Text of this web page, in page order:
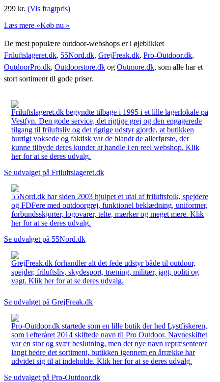
299 kr. (Vis fragtpris)
Læs mere »Køb nu »
De mest populære outdoor-webshops er i øjeblikket
Friluftslageret.dk, 55Nord.dk, GrejFreak.dk, Pro-Outdoor.dk,
OutdoorPro.dk, Outdoorstore.dk og Outmore.dk, som alle har et
stort sortiment til gode priser.
Friluftslageret.dk begyndte tilbage i 1995 i et lille lagerlokale på
Vestfyn. Den gode service, det rigtige grej og den engagerede
tilgang til friluftsliv og det rigtige udstyr gjorde, at butikken
hurtigt voksede og faktisk var de blandt de allerførste, der
kunne tilbyde deres kunder at handle i en reel webshop. Klik
her for at se deres udvalg.
Se udvalget på Friluftslageret.dk
55Nord.dk har siden 2003 hjulpet et utal af friluftsfolk, spejdere
og FDFere med outdoorgrej, funktionel beklædning, uniformer,
forbundsskjorter, logovarer, telte, mærker og meget mere. Klik
her for at se deres udvalg.
Se udvalget på 55Nord.dk
GrejFreak.dk forhandler alt det fede udstyr både til outdoor,
spejder, friluftsliv, skydesport, træning, militær, jagt, politi og
vagt. Klik her for at se deres udvalg.
Se udvalget på GrejFreak.dk
Pro-Outdoor.dk startede som en lille butik der hed Lystfiskeren,
som i efteråret 2014 skiftede navn til Pro Outdoor. Navneskiftet
var en stor og svær beslutning, men det nye navn repræsenterer
langt bedre det sortiment, butikken igennem en årrække har
udvidet sig til at indeholde. Klik her for at se deres udvalg.
Se udvalget på Pro-Outdoor.dk